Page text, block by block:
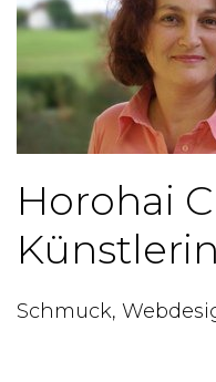
Horohai
Künstlerin
Schmuck,